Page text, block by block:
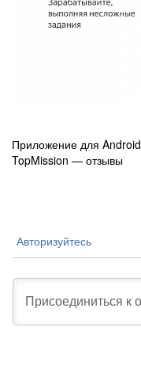
Навигация
по
Приложение для Android
TopMission — отзывы
Авторизуйтесь